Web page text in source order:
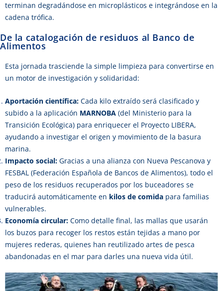
terminan degradándose en microplásticos e integrándose en la
cadena trófica.
De la catalogación de residuos al Banco de
Alimentos
Esta jornada trasciende la simple limpieza para convertirse en
un motor de investigación y solidaridad:
Aportación científica: Cada kilo extraído será clasificado y
subido a la aplicación MARNOBA (del Ministerio para la
Transición Ecológica) para enriquecer el Proyecto LIBERA,
ayudando a investigar el origen y movimiento de la basura
marina.
Impacto social: Gracias a una alianza con Nueva Pescanova y
FESBAL (Federación Española de Bancos de Alimentos), todo el
peso de los residuos recuperados por los buceadores se
traducirá automáticamente en kilos de comida para familias
vulnerables.
Economía circular: Como detalle final, las mallas que usarán
los buzos para recoger los restos están tejidas a mano por
mujeres rederas, quienes han reutilizado artes de pesca
abandonadas en el mar para darles una nueva vida útil.